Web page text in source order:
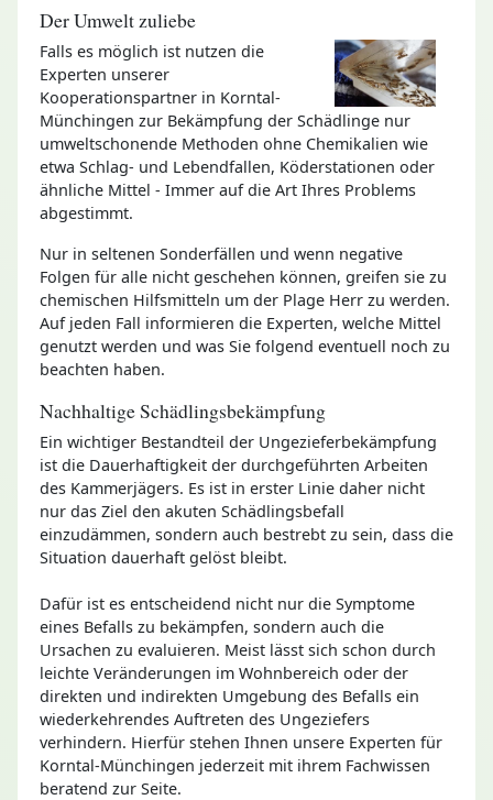
Der Umwelt zuliebe
Falls es möglich ist nutzen die
Experten unserer
Kooperationspartner in Korntal-
Münchingen zur Bekämpfung der Schädlinge nur
umweltschonende Methoden ohne Chemikalien wie
etwa Schlag- und Lebendfallen, Köderstationen oder
ähnliche Mittel - Immer auf die Art Ihres Problems
abgestimmt.
Nur in seltenen Sonderfällen und wenn negative
Folgen für alle nicht geschehen können, greifen sie zu
chemischen Hilfsmitteln um der Plage Herr zu werden.
Auf jeden Fall informieren die Experten, welche Mittel
genutzt werden und was Sie folgend eventuell noch zu
beachten haben.
Nachhaltige Schädlingsbekämpfung
Ein wichtiger Bestandteil der Ungezieferbekämpfung
ist die Dauerhaftigkeit der durchgeführten Arbeiten
des Kammerjägers. Es ist in erster Linie daher nicht
nur das Ziel den akuten Schädlingsbefall
einzudämmen, sondern auch bestrebt zu sein, dass die
Situation dauerhaft gelöst bleibt.
Dafür ist es entscheidend nicht nur die Symptome
eines Befalls zu bekämpfen, sondern auch die
Ursachen zu evaluieren. Meist lässt sich schon durch
leichte Veränderungen im Wohnbereich oder der
direkten und indirekten Umgebung des Befalls ein
wiederkehrendes Auftreten des Ungeziefers
verhindern. Hierfür stehen Ihnen unsere Experten für
Korntal-Münchingen jederzeit mit ihrem Fachwissen
beratend zur Seite.